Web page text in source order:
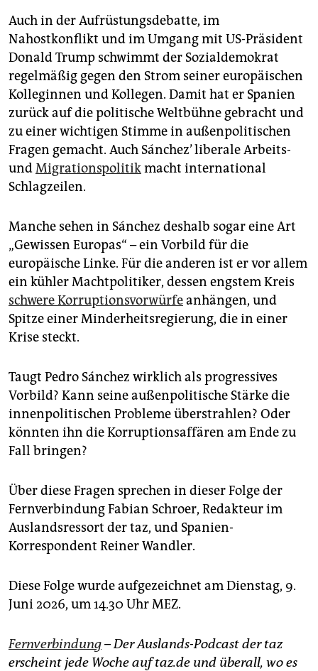
Auch in der Aufrüstungsdebatte, im
Nahostkonflikt und im Umgang mit US-Präsident
Donald Trump schwimmt der Sozialdemokrat
regelmäßig gegen den Strom seiner europäischen
Kolleginnen und Kollegen. Damit hat er Spanien
zurück auf die politische Weltbühne gebracht und
zu einer wichtigen Stimme in außenpolitischen
Fragen gemacht. Auch Sánchez’ liberale Arbeits-
undMigrationspolitikmacht international
Schlagzeilen.
Manche sehen in Sánchez deshalb sogar eine Art
„Gewissen Europas“ – ein Vorbild für die
europäische Linke. Für die anderen ist er vor allem
ein kühler Machtpolitiker, dessen engstem Kreis
schwere Korruptionsvorwürfeanhängen, und
Spitze einer Minderheitsregierung, die in einer
Krise steckt.
Taugt Pedro Sánchez wirklich als progressives
Vorbild? Kann seine außenpolitische Stärke die
innenpolitischen Probleme überstrahlen? Oder
könnten ihn die Korruptionsaffären am Ende zu
Fall bringen?
Über diese Fragen sprechen in dieser Folge der
Fernverbindung Fabian Schroer, Redakteur im
Auslandsressort der taz, und Spanien-
Korrespondent Reiner Wandler.
Diese Folge wurde aufgezeichnet am Dienstag, 9.
Juni 2026, um 14.30 Uhr MEZ.
Fernverbindung– Der Auslands-Podcast der taz
erscheint jede Woche auf taz.de und überall, wo es